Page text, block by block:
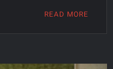
READ MORE